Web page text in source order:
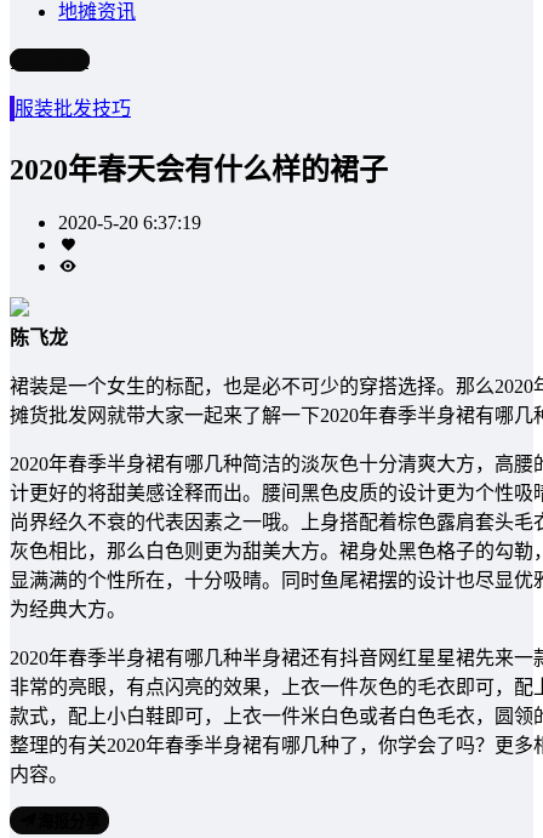
地摊资讯
写文章
服装批发技巧
2020年春天会有什么样的裙子
2020-5-20 6:37:19
陈飞龙
裙装是一个女生的标配，也是必不可少的穿搭选择。那么
摊货批发网就带大家一起来了解一下2020年春季半身裙有哪几
2020年春季半身裙有哪几种简洁的淡灰色十分清爽大方，高
计更好的将甜美感诠释而出。腰间黑色皮质的设计更为个性
尚界经久不衰的代表因素之一哦。上身搭配着棕色露肩套头
灰色相比，那么白色则更为甜美大方。裙身处黑色格子的勾
显满满的个性所在，十分吸晴。同时鱼尾裙摆的设计也尽显
为经典大方。
2020年春季半身裙有哪几种半身裙还有抖音网红星星裙先来
非常的亮眼，有点闪亮的效果，上衣一件灰色的毛衣即可，
款式，配上小白鞋即可，上衣一件米白色或者白色毛衣，圆
整理的有关2020年春季半身裙有哪几种了，你学会了吗？更
内容。